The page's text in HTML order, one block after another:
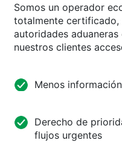
Somos un operador
totalmente
autoridades
nuestros clientes
Menos
Derecho de
flujos urgentes